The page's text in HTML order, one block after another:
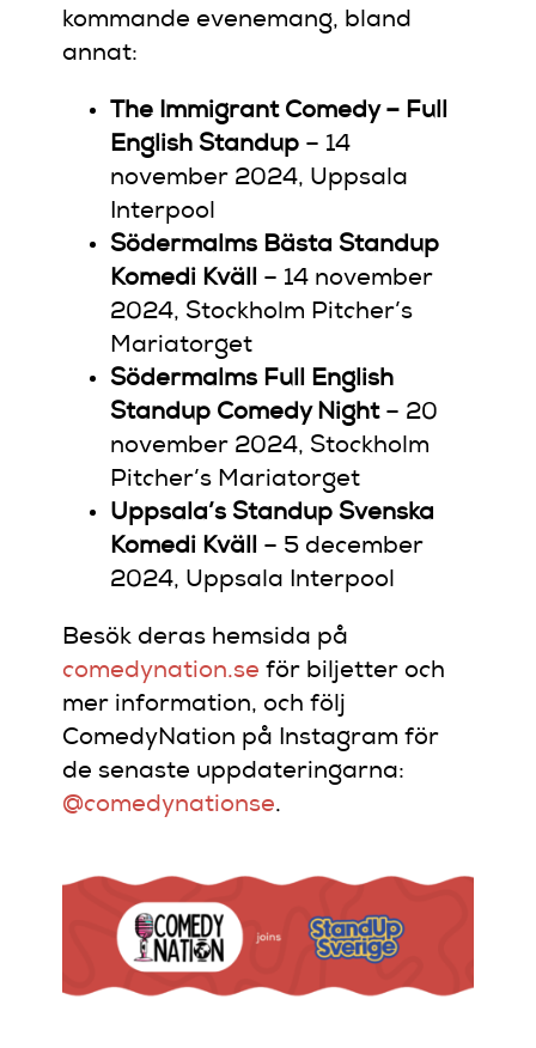
kommande evenemang, bland
annat:
The Immigrant Comedy – Full
English Standup – 14
november 2024, Uppsala
Interpool
Södermalms Bästa Standup
Komedi Kväll
– 14 november
2024, Stockholm Pitcher’s
Mariatorget
Södermalms Full English
Standup Comedy Night– 20
november 2024, Stockholm
Pitcher’s Mariatorget
Uppsala’s Standup Svenska
Komedi Kväll
– 5 december
2024, Uppsala Interpool
Besök deras hemsida på
comedynation.se för biljetter och
mer information, och följ
ComedyNation på Instagram för
de senaste uppdateringarna:
@comedynationse.